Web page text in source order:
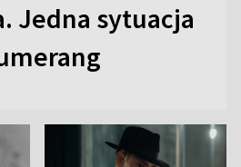
Jedna sytuacja